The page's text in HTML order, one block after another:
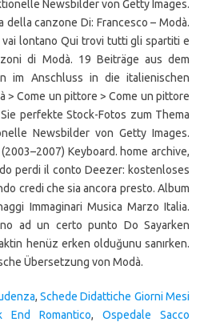
,Schede Didattiche Giorni Mesi
End Romantico, Ospedale Sacco